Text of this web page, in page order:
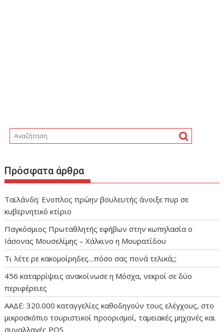
Πρόσφατα άρθρα
Ταϊλάνδη: Ενοπλος πρώην βουλευτής άνοιξε πυρ σε
κυβερνητικό κτίριο
Παγκόσμιος Πρωταθλητής εφήβων στην κωπηλασία ο
Ιάσονας Μουσελίμης – Χάλκινο η Μουρατίδου
Τι λέτε ρε κακομοίρηδες…πόσο σας πονά τελικά;;;
456 καταρρίψεις ανακοίνωσε η Μόσχα, νεκροί σε δύο
περιφέρειες
ΑΑΔΕ: 320.000 καταγγελίες καθοδηγούν τους ελέγχους, στο
μικροσκόπιο τουριστικοί προορισμοί, ταμειακές μηχανές και
συναλλαγές POS